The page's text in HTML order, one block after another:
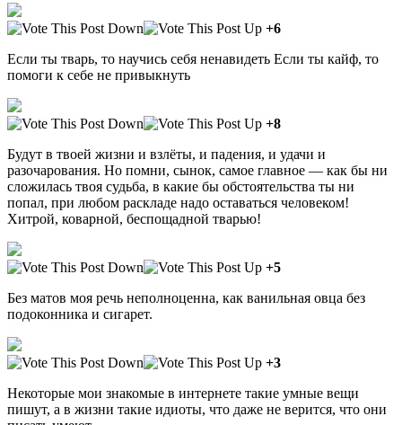
+6
Если ты тварь, то научись себя ненавидеть Если ты кайф, то
помоги к себе не привыкнуть
+8
Будут в твоей жизни и взлёты, и падения, и удачи и
разочарования. Но помни, сынок, самое главное — как бы ни
сложилась твоя судьба, в какие бы обстоятельства ты ни
попал, при любом раскладе надо оставаться человеком!
Хитрой, коварной, беспощадной тварью!
+5
Без матов моя речь неполноценна, как ванильная овца без
подоконника и сигарет.
+3
Некоторые мои знакомые в интернете такие умные вещи
пишут, а в жизни такие идиоты, что даже не верится, что они